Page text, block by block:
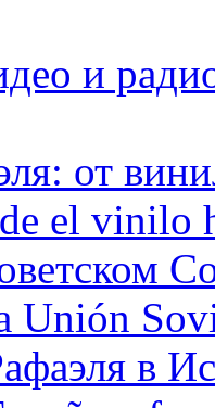
и
от
el vinilo
Unión
в